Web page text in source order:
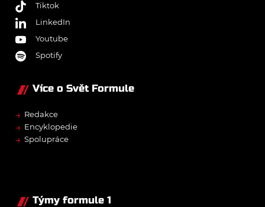
Tiktok
LinkedIn
Youtube
Spotify
Více o Svět Formule
→ Redakce
→ Encyklopedie
→ Spolupráce
Týmy formule 1